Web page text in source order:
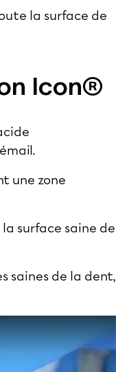
la surface de
Icon®
une zone
surface saine de
saines de la dent,